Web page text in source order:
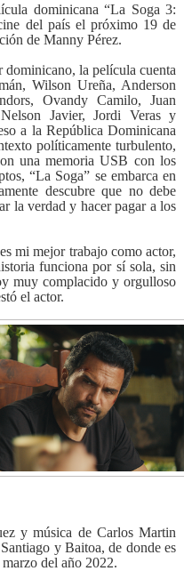
dominicana “La Soga 3:
del país el próximo 19 de
de Manny Pérez.
la película cuenta
Wilson Ureña, Anderson
Ovandy Camilo, Juan
Javier, Jordi Veras y
a la República Dominicana
políticamente turbulento,
una memoria USB con los
“La Soga” se embarca en
descubre que no debe
la verdad y hacer pagar a los
mi mejor trabajo como actor,
funciona por sí sola, sin
muy complacido y orgulloso
el actor.
y música de Carlos Martin
y Baitoa, de donde es
del año 2022.